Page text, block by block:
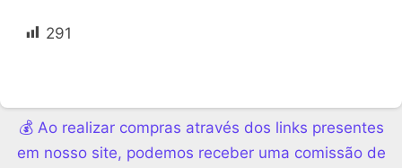
291
💰 Ao realizar compras através dos links presentes
em nosso site, podemos receber uma comissão de